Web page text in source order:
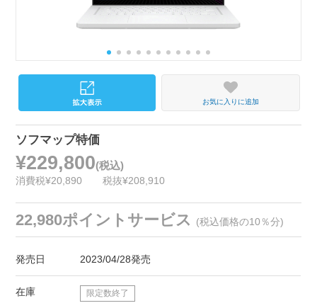
お気に入りに追加
ソフマップ特価
¥229,800(税込)
消費税¥20,890 税抜¥208,910
22,980ポイントサービス (税込価格の10％分)
発売日 2023/04/28発売
在庫 限定数終了